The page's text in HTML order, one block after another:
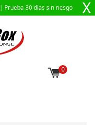
| Prueba 30 días sin riesgo X
0